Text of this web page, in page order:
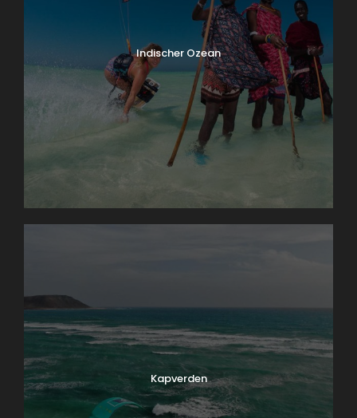
Indischer Ozean
Kapverden